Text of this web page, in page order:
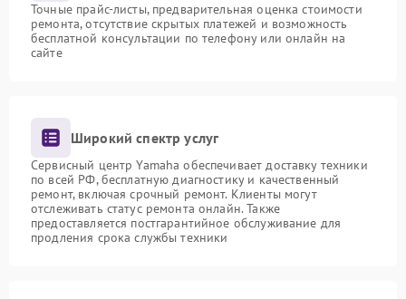
Точные прайс-листы, предварительная оценка стоимости
ремонта, отсутствие скрытых платежей и возможность
бесплатной консультации по телефону или онлайн на
сайте
Широкий спектр услуг
Сервисный центр Yamaha обеспечивает доставку техники
по всей РФ, бесплатную диагностику и качественный
ремонт, включая срочный ремонт. Клиенты могут
отслеживать статус ремонта онлайн. Также
предоставляется постгарантийное обслуживание для
продления срока службы техники